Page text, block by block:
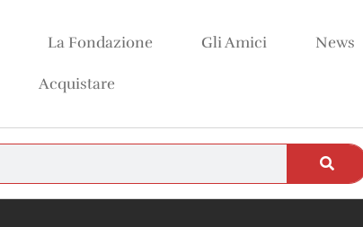
La Fondazione Gli Amici News
Acquistare